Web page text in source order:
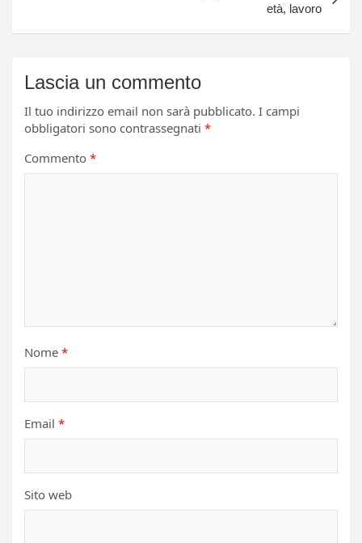
età, lavoro
Lascia un commento
Il tuo indirizzo email non sarà pubblicato. I campi
obbligatori sono contrassegnati *
Commento *
Nome *
Email *
Sito web